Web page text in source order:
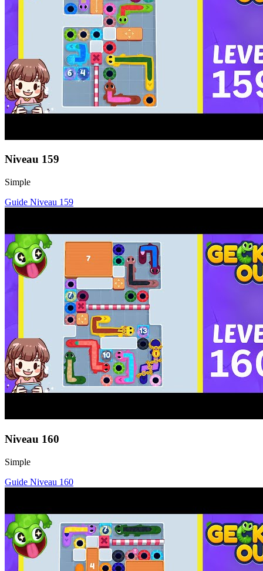
Niveau 159
Simple
Guide Niveau 159
Niveau 160
Simple
Guide Niveau 160